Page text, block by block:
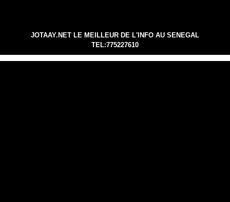
JOTAAY.NET LE MEILLEUR DE L'INFO AU SENEGAL
TEL:775227610